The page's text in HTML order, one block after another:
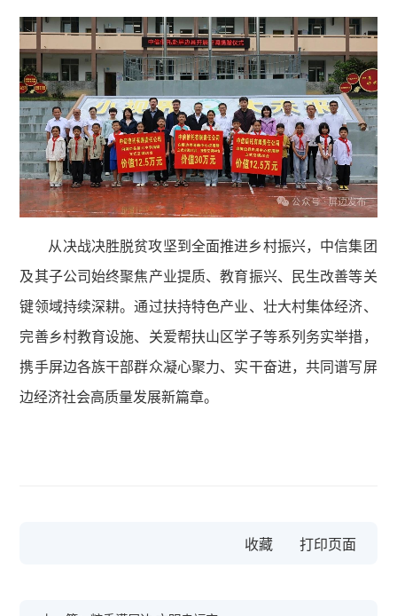
从决战决胜脱贫攻坚到全面推进乡村振兴，中信集团
及其子公司始终聚焦产业提质、教育振兴、民生改善等关
键领域持续深耕。通过扶持特色产业、壮大村集体经济、
完善乡村教育设施、关爱帮扶山区学子等系列务实举措，
携手屏边各族干部群众凝心聚力、实干奋进，共同谱写屏
边经济社会高质量发展新篇章。
收藏